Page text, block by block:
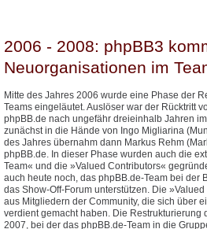
2006 - 2008: phpBB3
Neuorganisationen im
Mitte des Jahres 2006 wurde eine Phase der
Teams eingeläutet. Auslöser war der Rücktritt
phpBB.de nach ungefähr dreieinhalb Jahren
zunächst in die Hände von Ingo Migliarina
des Jahres übernahm dann Markus Rehm
phpBB.de. In dieser Phase wurden auch die
Team« und die »Valued Contributors«
auch heute noch, das phpBB.de-Team bei der
das Show-Off-Forum unterstützen. Die
aus Mitgliedern der Community, die sich über
verdient gemacht haben. Die Restrukturierung
2007, bei der das phpBB.de-Team in die